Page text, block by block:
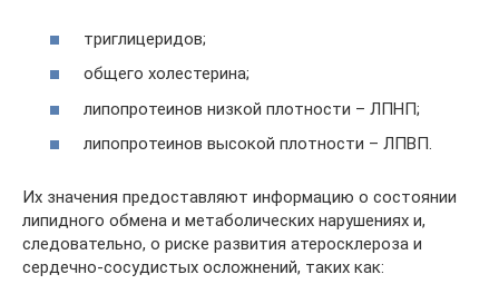
триглицеридов;
общего холестерина;
липопротеинов низкой плотности – ЛПНП;
липопротеинов высокой плотности – ЛПВП.
Их значения предоставляют информацию о состоянии
липидного обмена и метаболических нарушениях и,
следовательно, о риске развития атеросклероза и
сердечно-сосудистых осложнений, таких как: